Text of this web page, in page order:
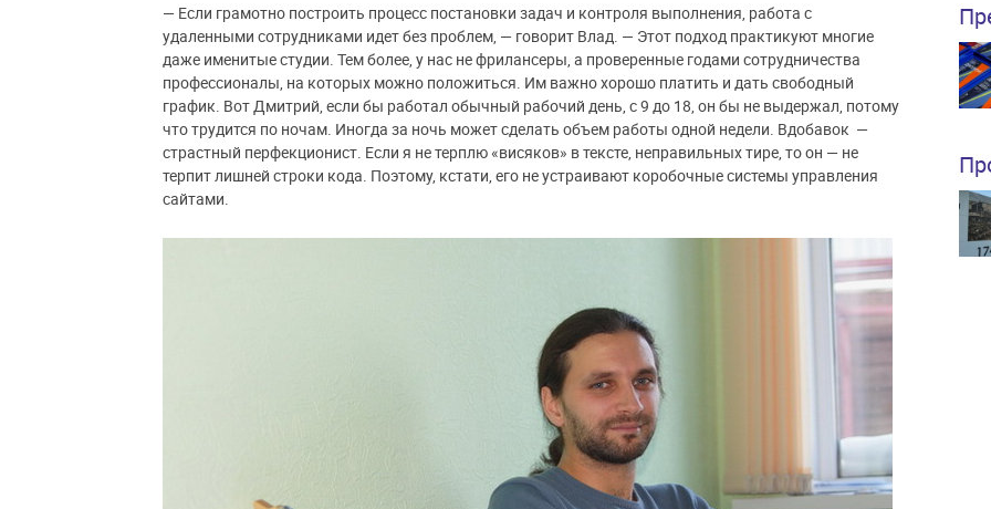
— Если грамотно построить процесс постановки задач и контроля выполнения, работа с
удаленными сотрудниками идет без проблем, — говорит Влад. — Этот подход практикуют многие
даже именитые студии. Тем более, у нас не фрилансеры, а проверенные годами сотрудничества
профессионалы, на которых можно положиться. Им важно хорошо платить и дать свободный
график. Вот Дмитрий, если бы работал обычный рабочий день, с 9 до 18, он бы не выдержал, потому
что трудится по ночам. Иногда за ночь может сделать объем работы одной недели. Вдобавок —
страстный перфекционист. Если я не терплю «висяков» в тексте, неправильных тире, то он — не
терпит лишней строки кода. Поэтому, кстати, его не устраивают коробочные системы управления
сайтами.